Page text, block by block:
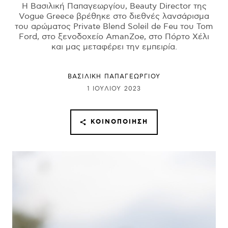
Η Βασιλική Παπαγεωργίου, Beauty Director της
Vogue Greece βρέθηκε στο διεθνές λανσάρισμα
του αρώματος Private Blend Soleil de Feu του Tom
Ford, στο ξενοδοχείο AmanZoe, στο Πόρτο Χέλι
και μας μεταφέρει την εμπειρία.
ΒΑΣΙΛΙΚΗ ΠΑΠΑΓΕΩΡΓΙΟΥ
1 ΙΟΥΛΊΟΥ 2023
ΚΟΙΝΟΠΟΊΗΣΗ